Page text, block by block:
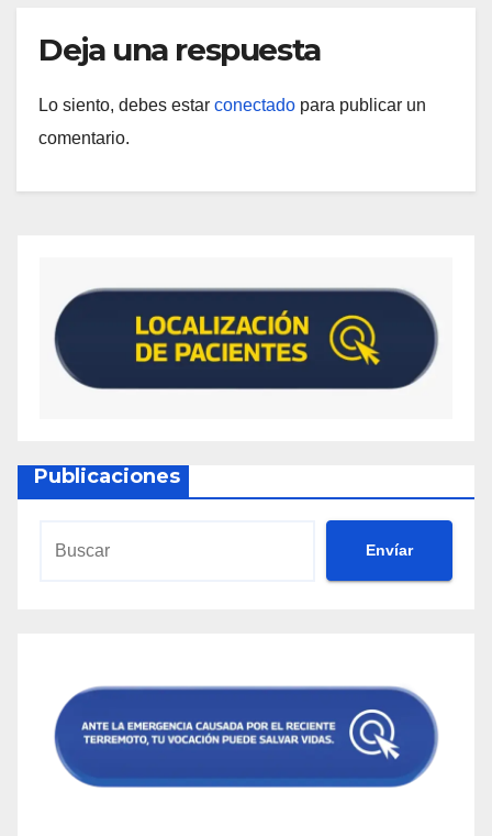
Deja una respuesta
Lo siento, debes estar conectado para publicar un
comentario.
Publicaciones
Envíar